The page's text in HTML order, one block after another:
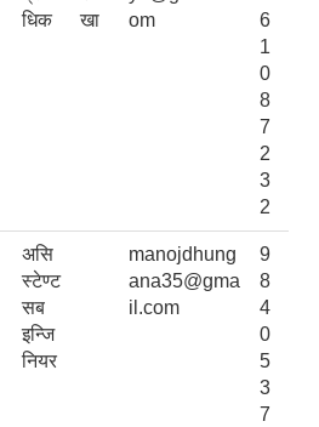
धिक
खा
om
6
1
0
8
7
2
3
2
असि
स्टेण्ट
सब
इन्जि
नियर
manojdhung
ana35@gma
il.com
9
8
4
0
5
3
7